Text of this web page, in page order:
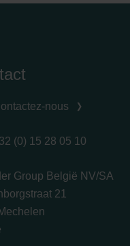
Zehnder
Zehnder
Zehnder
Zehnder
nous
(0) 15 28 05 10
Group België NV/SA
21